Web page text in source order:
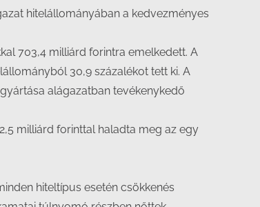
hitelállományában a kedvezményes
703,4 milliárd forintra emelkedett. A
30,9 százalékot tett ki. A
alágazatban tevékenykedő
milliárd forinttal haladta meg az egy
hiteltípus esetén csökkenés